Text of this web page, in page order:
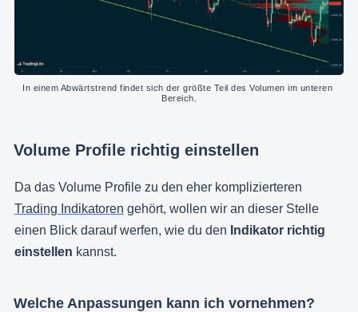
In einem Abwärtstrend findet sich der größte Teil des Volumen im unteren
Bereich.
Volume Profile richtig einstellen
Da das Volume Profile zu den eher komplizierteren
Trading Indikatoren gehört, wollen wir an dieser Stelle
einen Blick darauf werfen, wie du den Indikator richtig
einstellen kannst.
Welche Anpassungen kann ich vornehmen?